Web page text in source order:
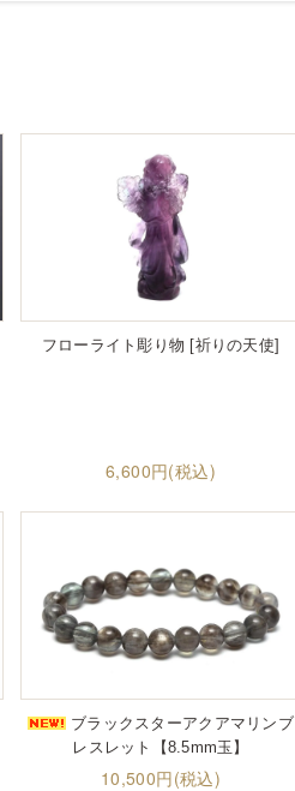
フローライト彫り物 [祈りの天使]
6,600円(税込)
ブラックスターアクアマリンブ
レスレット【8.5mm玉】
10,500円(税込)